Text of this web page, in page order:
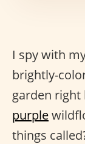
I spy with
brightly-
garden
purple
things